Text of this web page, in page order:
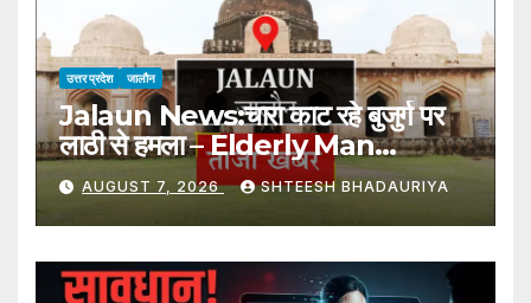
उत्तर प्रदेश जालौन
Jalaun News:चारा काट रहे बुजुर्ग पर
लाठी से हमला – Elderly Man
Cutting Fodder Attacked
With Stick
AUGUST 7, 2026 SHTEESH BHADAURIYA